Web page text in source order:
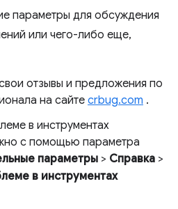
параметры для обсуждения
или чего-либо еще,
отзывы и предложения по
на сайте crbug.com .
в инструментах
с помощью параметра
параметры > Справка >
в инструментах